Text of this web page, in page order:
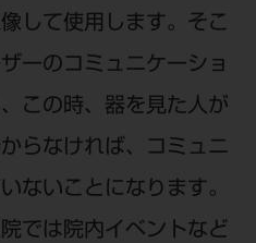
して使用します。そこ
ーのコミュニケーショ
この時、器を見た人が
らなければ、コミュニ
ないことになります。
では院内イベントなど